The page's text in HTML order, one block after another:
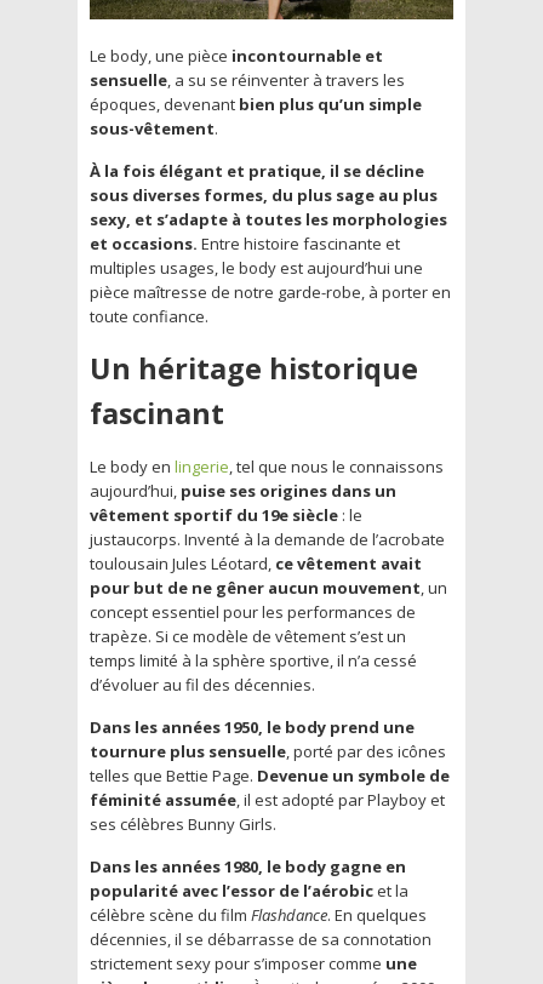
Le body, une pièce incontournable et
sensuelle, a su se réinventer à travers les
époques, devenant bien plus qu’un simple
sous-vêtement.
À la fois élégant et pratique, il se décline
sous diverses formes, du plus sage au plus
sexy, et s’adapte à toutes les morphologies
et occasions. Entre histoire fascinante et
multiples usages, le body est aujourd’hui une
pièce maîtresse de notre garde-robe, à porter en
toute confiance.
Un héritage historique
fascinant
Le body en lingerie, tel que nous le connaissons
aujourd’hui, puise ses origines dans un
vêtement sportif du 19e siècle : le
justaucorps. Inventé à la demande de l’acrobate
toulousain Jules Léotard, ce vêtement avait
pour but de ne gêner aucun mouvement, un
concept essentiel pour les performances de
trapèze. Si ce modèle de vêtement s’est un
temps limité à la sphère sportive, il n’a cessé
d’évoluer au fil des décennies.
Dans les années 1950, le body prend une
tournure plus sensuelle, porté par des icônes
telles que Bettie Page. Devenue un symbole de
féminité assumée, il est adopté par Playboy et
ses célèbres Bunny Girls.
Dans les années 1980, le body gagne en
popularité avec l’essor de l’aérobicet la
célèbre scène du film Flashdance. En quelques
décennies, il se débarrasse de sa connotation
strictement sexy pour s’imposer comme une